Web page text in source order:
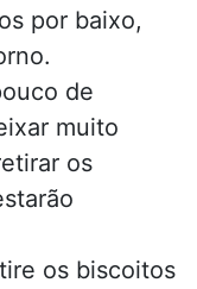
por baixo,
de
muito
os
os biscoitos